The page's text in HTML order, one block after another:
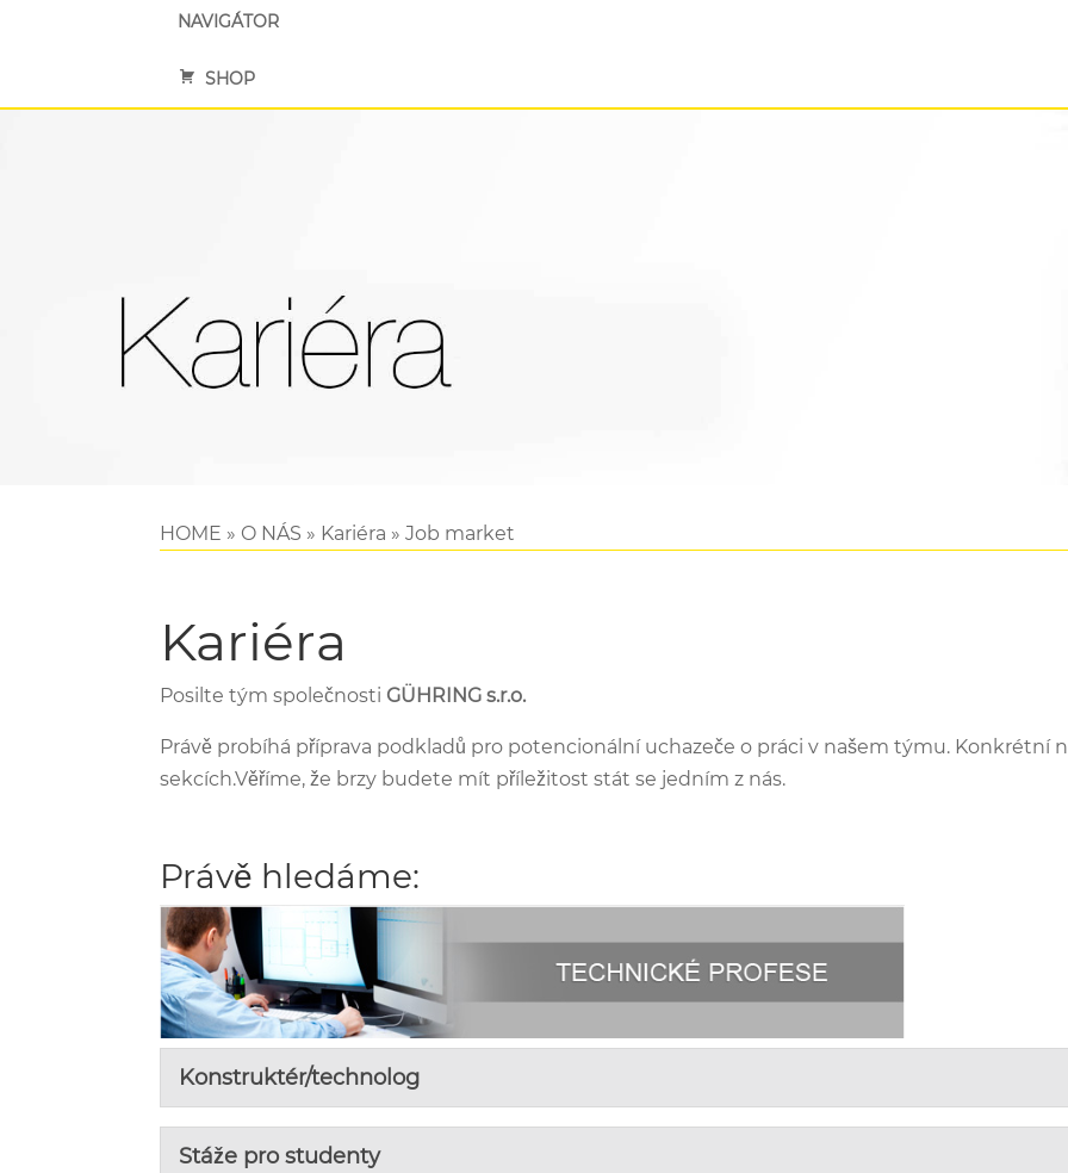
NAVIGÁTOR
SHOP
HOME » O NÁS » Kariéra »Job market
Kariéra
Posilte tým společnosti GÜHRING s.r.o.
Právě probíhá příprava podkladů pro potencionální uchazeče o práci v našem týmu. Konkrétní
sekcích.Věříme, že brzy budete mít příležitost stát se jedním z nás.
Právě hledáme:
Konstruktér/technolog
Stáže pro studenty